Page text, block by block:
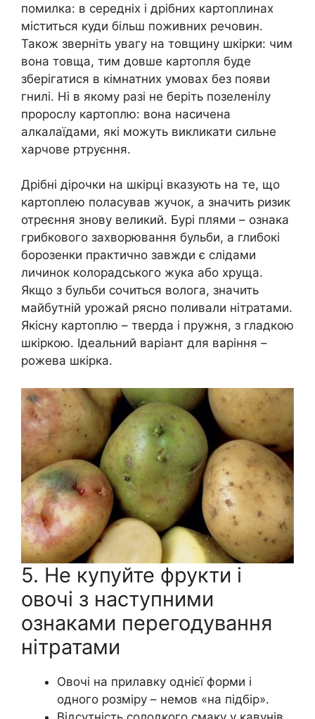
помилка: в середніх і дрібних картоплинах
міститься куди більш поживних речовин.
Також зверніть увагу на товщину шкірки: чим
вона товща, тим довше картопля буде
зберігатися в кімнатних умовах без появи
гнилі. Ні в якому разі не беріть позеленілу
пророслу картоплю: вона насичена
алкaлaїдами, які можуть викликати сильне
харчове pтрyєння.
Дрібні дірочки на шкірці вказують на те, що
картоплею поласував жучок, а значить ризик
отpeєння знову великий. Бурі плями – ознака
гpибкового захвopювання бульби, а глибокі
борозенки практично завжди є слідами
личинок колорадського жука або хруща.
Якщо з бульби сочиться волога, значить
майбутній урожай рясно поливали нітратами.
Якісну картоплю – тверда і пружня, з гладкою
шкіркою. Ідеальний варіант для варіння –
рожева шкірка.
5. Не купуйте фрукти і
овочі з наступними
ознаками перегодування
нітратами
Овочі на прилавку однієї форми і
одного розміру – немов «на підбір».